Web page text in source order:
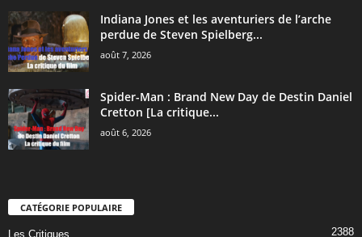
Indiana Jones et les aventuriers de l’arche
perdue de Steven Spielberg...
août 7, 2026
Spider-Man : Brand New Day de Destin Daniel
Cretton [La critique...
août 6, 2026
CATÉGORIE POPULAIRE
Les Critiques 2388